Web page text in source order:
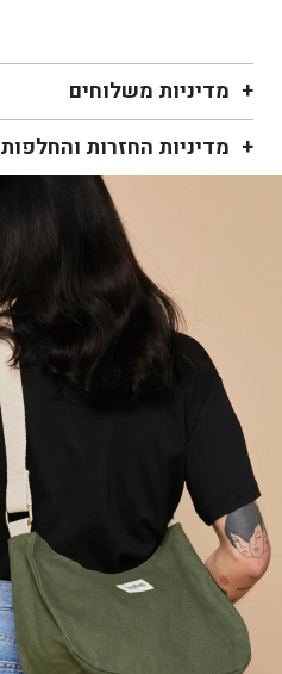
מדיניות משלוחים
מדיניות החזרות והחלפות